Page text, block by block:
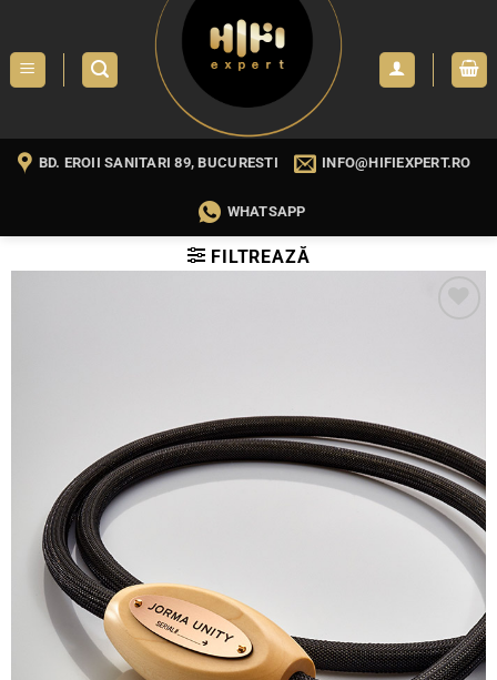
content
BD. EROII SANITARI 89, BUCURESTI INFO@HIFIEXPERT.RO
WHATSAPP
FILTREAZĂ